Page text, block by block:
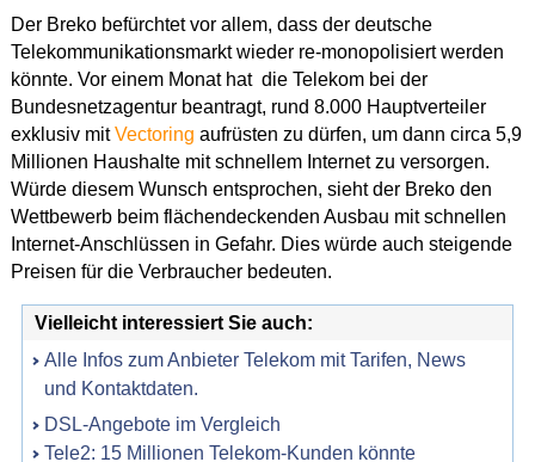
Der Breko befürchtet vor allem, dass der deutsche
Telekommunikationsmarkt wieder re-monopolisiert werden
könnte. Vor einem Monat hat die Telekom bei der
Bundesnetzagentur beantragt, rund 8.000 Hauptverteiler
exklusiv mitVectoring aufrüsten zu dürfen, um dann circa 5,9
Millionen Haushalte mit schnellem Internet zu versorgen.
Würde diesem Wunsch entsprochen, sieht der Breko den
Wettbewerb beim flächendeckenden Ausbau mit schnellen
Internet-Anschlüssen in Gefahr. Dies würde auch steigende
Preisen für die Verbraucher bedeuten.
Vielleicht interessiert Sie auch:
Alle Infos zum Anbieter Telekom mit Tarifen, News
und Kontaktdaten.
DSL-Angebote im Vergleich
Tele2: 15 Millionen Telekom-Kunden könnte